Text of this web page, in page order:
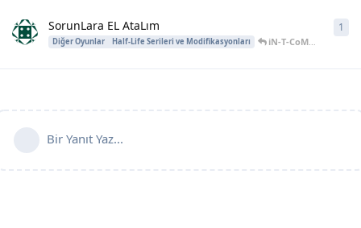
SorunLara EL AtaLım
Diğer Oyunlar Half-Life Serileri ve Modifikasyonları iN-T-CoMe ,
1
Bir Yanıt Yaz...